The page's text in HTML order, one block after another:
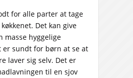
for alle parter at tage
Det kan give
masse hyggelige
er sundt for børn at se at
laver sig selv. Det er
til en sjov